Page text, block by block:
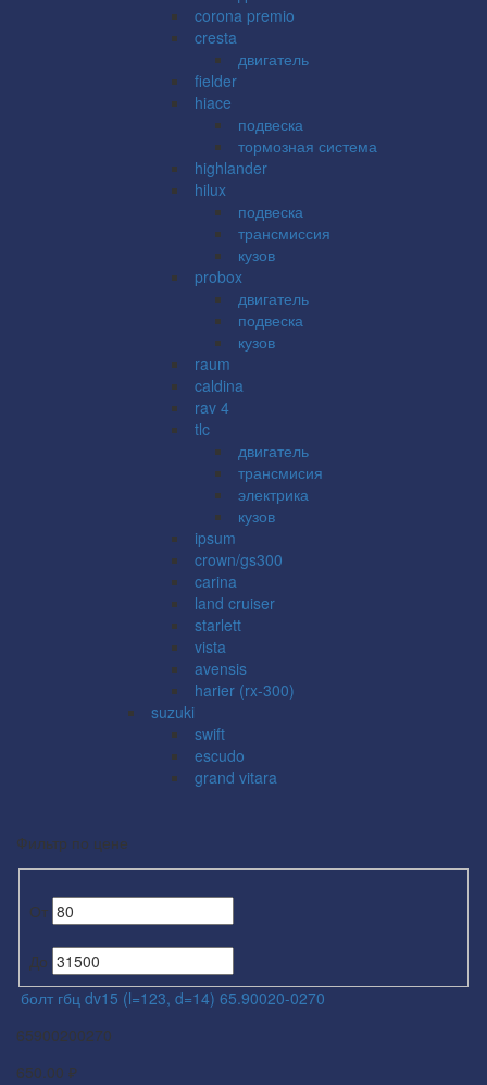
corona premio
cresta
двигатель
fielder
hiace
подвеска
тормозная система
highlander
hilux
подвеска
трансмиссия
кузов
probox
двигатель
подвеска
кузов
raum
caldina
rav 4
tlc
двигатель
трансмисия
электрика
кузов
ipsum
crown/gs300
carina
land cruiser
starlett
vista
avensis
harier (rx-300)
suzuki
swift
escudo
grand vitara
Фильтр по цене
От
До
болт гбц dv15 (l=123, d=14) 65.90020-0270
65900200270
650.00 ₽